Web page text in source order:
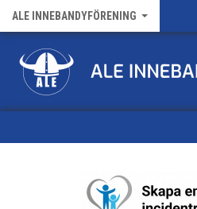
ALE INNEBANDYFÖRENING